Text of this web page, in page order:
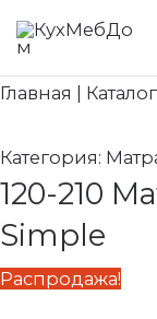
Перейти
содержимому
Главная Каталог
Категория:
120-210
Simple
Распродажа!
770 ₽.